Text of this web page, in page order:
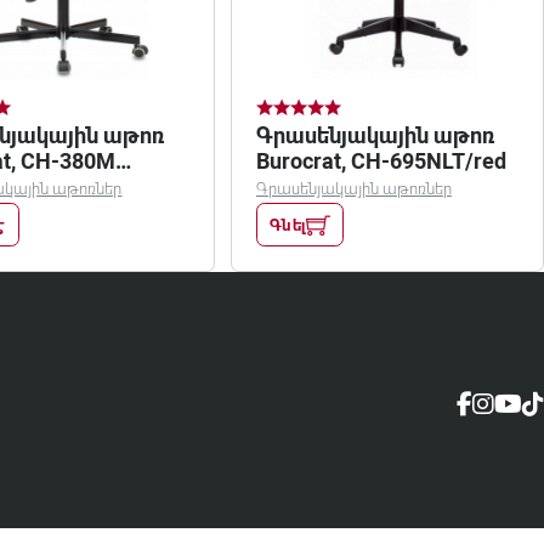
աթոռ
CH-380M
աթոռներ
Գրասենյակային աթոռ
Burocrat, CH-695NLT/red
Գրասենյակային աթոռներ
Գնել